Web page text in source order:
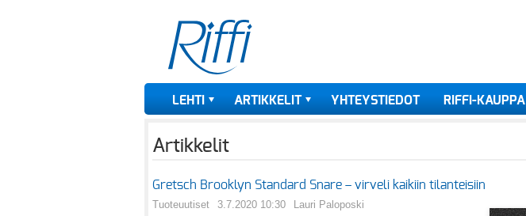
LEHTI ARTIKKELIT YHTEYSTIEDOT RIFFI-KAUPPA
Artikkelit
Gretsch Brooklyn Standard Snare – virveli kaikiin tilanteisiin
Tuoteuutiset 3.7.2020 10:30 Lauri Paloposki